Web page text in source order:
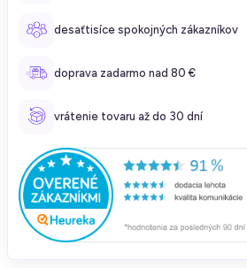
desaťtisíce spokojných zákazníkov
doprava zadarmo nad 80 €
vrátenie tovaru až do 30 dní